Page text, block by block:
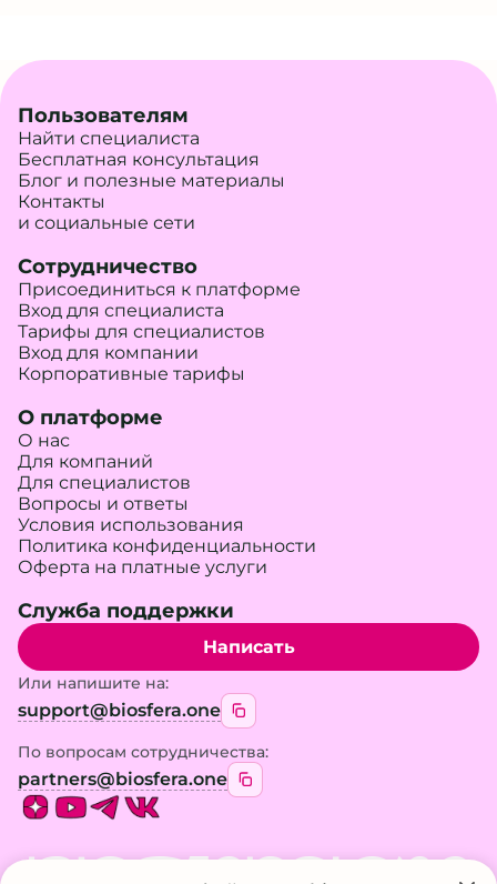
Пользователям
Найти специалиста
Бесплатная консультация
Блог и полезные материалы
Контакты
и социальные сети
Сотрудничество
Присоединиться к платформе
Вход для специалиста
Тарифы для специалистов
Вход для компании
Корпоративные тарифы
О платформе
О нас
Для компаний
Для специалистов
Вопросы и ответы
Условия использования
Политика конфиденциальности
Оферта на платные услуги
Служба поддержки
Написать
Или напишите на:
support@biosfera.one
По вопросам сотрудничества:
partners@biosfera.one